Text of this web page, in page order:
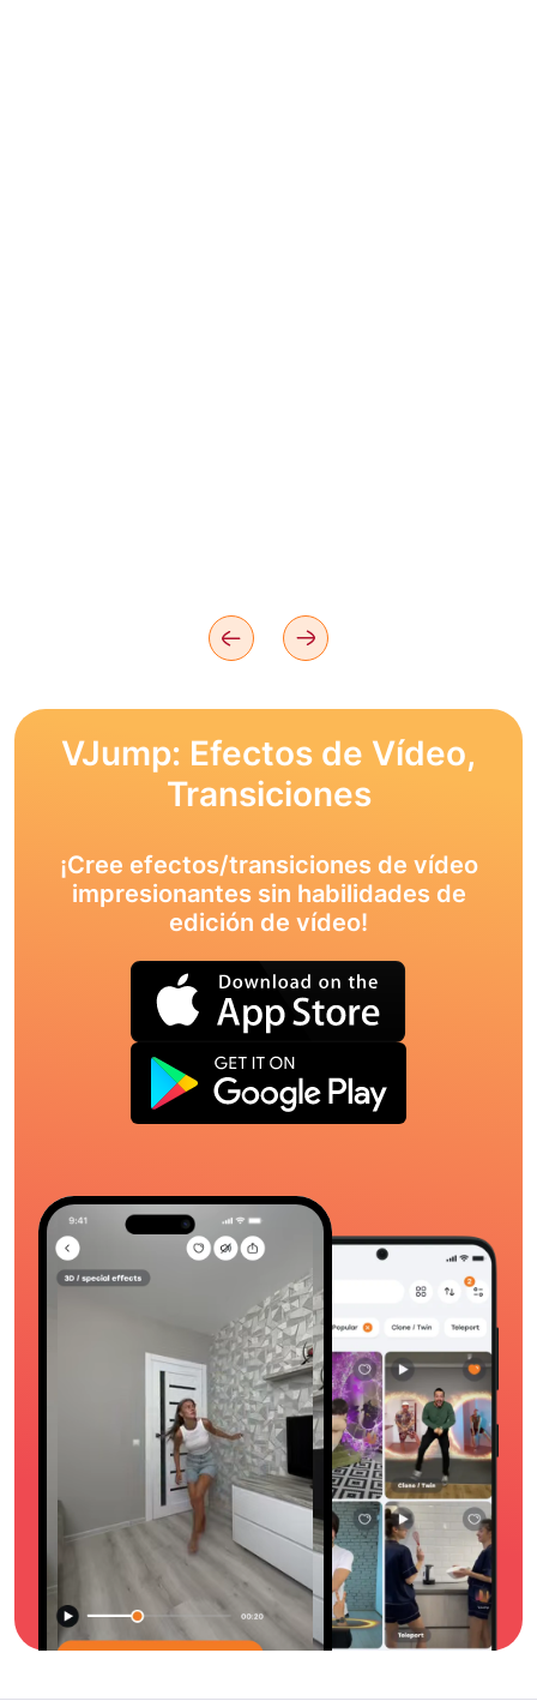
VJump: Efectos de Vídeo,
Transiciones
¡Cree efectos/transiciones de vídeo
impresionantes sin habilidades de
edición de vídeo!